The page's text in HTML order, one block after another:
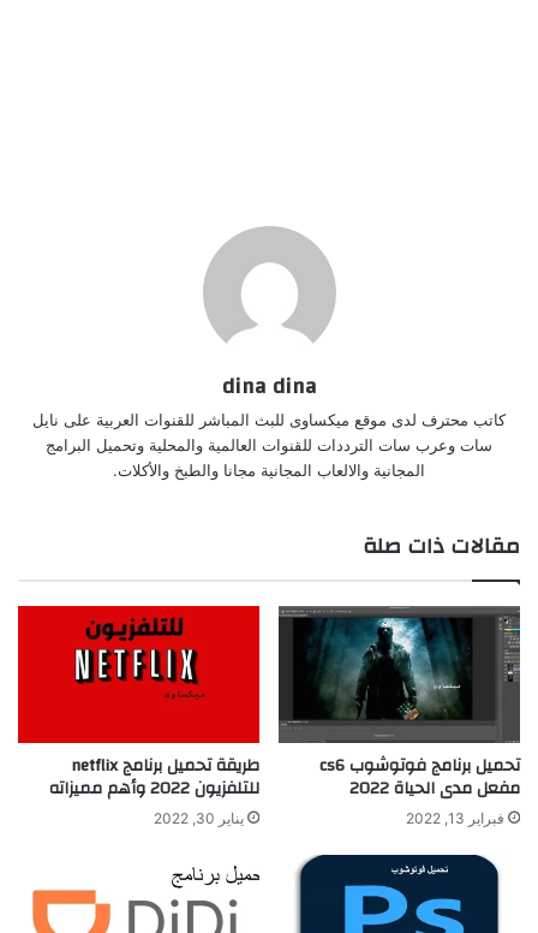
dina dina
كاتب محترف لدى موقع ميكساوى للبث المباشر للقنوات العربية على نايل
سات وعرب سات الترددات للقنوات العالمية والمحلية وتحميل البرامج
المجانية والالعاب المجانية مجانا والطبخ والأكلات.
مقالات ذات صلة
تحميل برنامج فوتوشوب cs6
مفعل مدى الحياة 2022
فبراير 13, 2022
طريقة تحميل برنامج netflix
للتلفزيون 2022 وأهم مميزاته
يناير 30, 2022